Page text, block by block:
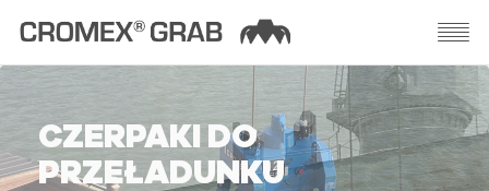
CZERPAKI DO
PRZEŁADUNKU